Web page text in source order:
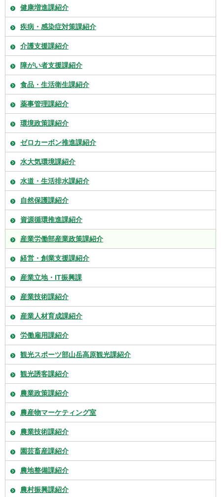
健康増進課紹介
疾病・感染症対策課紹介
介護支援課紹介
障がい者支援課紹介
食品・生活衛生課紹介
薬事管理課紹介
環境政策課紹介
ゼロカーボン推進課紹介
水大気環境課紹介
水道・生活排水課紹介
自然保護課紹介
資源循環推進課紹介
産業労働部産業政策課紹介
経営・創業支援課紹介
産業立地・IT振興課
産業技術課紹介
産業人材育成課紹介
労働雇用課紹介
観光スポーツ部山岳高原観光課紹介
観光誘客課紹介
農業政策課紹介
農産物マーケティング室
農業技術課紹介
園芸畜産課紹介
農地整備課紹介
農村振興課紹介